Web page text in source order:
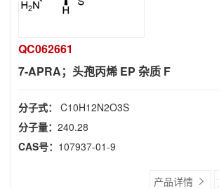
QC062661
7-APRA；头孢丙烯 EP 杂质 F
分子式： C10H12N2O3S
分子量： 240.28
CAS号： 107937-01-9
产品详情